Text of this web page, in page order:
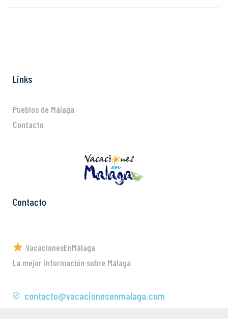
Links
Pueblos de Málaga
Contacto
Contacto
VacacionesEnMálaga
La mejor información sobre Málaga
contacto@vacacionesenmalaga.com